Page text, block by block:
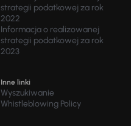
strategii podatkowej za rok
2022
Informacja o realizowanej
strategii podatkowej za rok
2023
Inne linki
Wyszukiwanie
Whistleblowing Policy